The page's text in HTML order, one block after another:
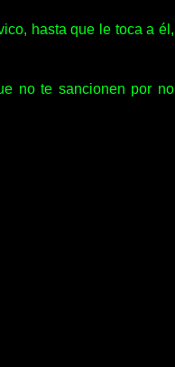
hasta que le toca a él,
no te sancionen por no